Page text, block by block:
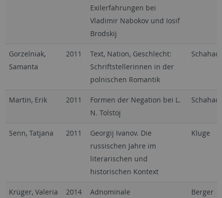
Exilerfahrungen bei
Vladimir Nabokov und Iosif
Brodskij
Gorzelniak,
Samanta
2011
Text, Nation, Geschlecht:
Schriftstellerinnen in der
polnischen Romantik
Martin, Erik 2011
Formen der Negation bei L.
N. Tolstoj
Senn, Tatjana 2011
Georgij Ivanov. Die
russischen Jahre im
literarischen und
historischen Kontext
Kluge
Krüger, Valeria 2014
Adnominale
Berger